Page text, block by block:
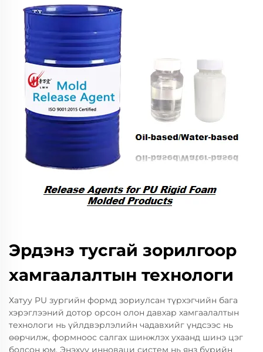
Эрдэнэ тусгай зорилгоор
хамгаалалтын технологи
Хатуу PU зургийн формд зориулсан түрхэгчийн бага
хэрэглээний дотор орсон олон давхар хамгаалалтын
технологи нь үйлдвэрлэлийн чадавхийг үндсээс нь
өөрчилж, формноос салгах шинжлэх ухаанд шинэ цэг
болсон юм. Энэхүү инноваци систем нь янз бүрийн